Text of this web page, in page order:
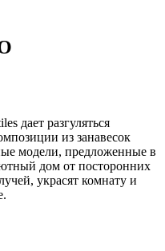
дает разгуляться
из занавесок
модели, предложенные в
дом от посторонних
украсят комнату и